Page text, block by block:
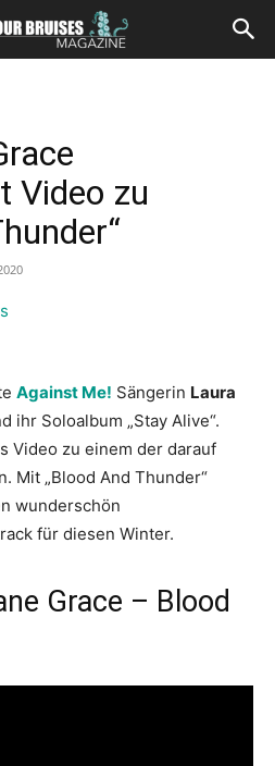
Video zu
Against Me! Sängerin Laura
ihr Soloalbum „Stay Alive“.
Video zu einem der darauf
Mit „Blood And Thunder“
wunderschön
für diesen Winter.
Grace – Blood